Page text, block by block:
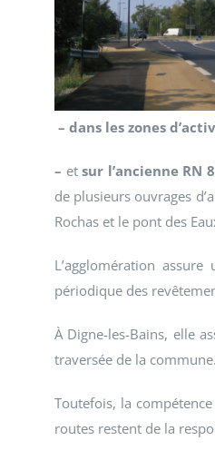
– dans les zones
– etsur l’ancienne RN
de plusieurs ouvrages
Rochas et le pont des
L’agglomération
périodique des
À Digne-les-Bains, elle
traversée de la commune.
Toutefois, la
routes restent de la